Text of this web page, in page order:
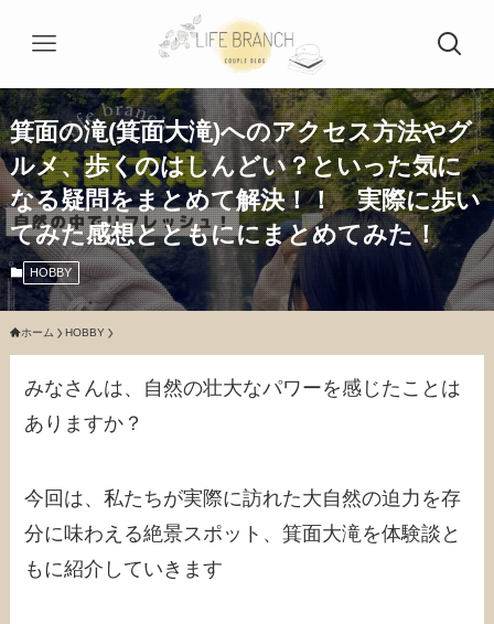
箕面の滝(箕面大滝)へのアクセス方法やグ
ルメ、歩くのはしんどい？といった気に
なる疑問をまとめて解決！！ 実際に歩い
てみた感想とともににまとめてみた！
HOBBY
ホーム HOBBY
みなさんは、自然の壮大なパワーを感じたことは
ありますか？
今回は、私たちが実際に訪れた大自然の迫力を存
分に味わえる絶景スポット、箕面大滝を体験談と
もに紹介していきます